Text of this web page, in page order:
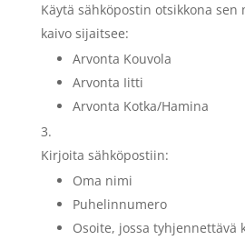
Käytä sähköpostin otsikkona sen
kaivo sijaitsee:
Arvonta Kouvola
Arvonta Iitti
Arvonta Kotka/Hamina
Kirjoita sähköpostiin:
Oma nimi
Puhelinnumero
Osoite, jossa tyhjennettävä